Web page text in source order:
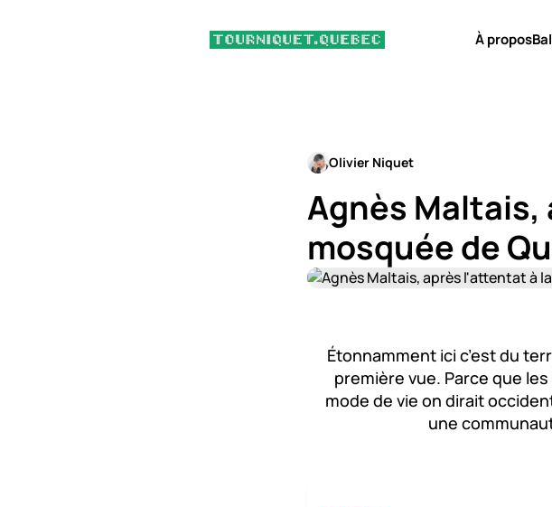
À propos
Olivier Niquet
Agnès
mosquée de
Étonnamment ici c’est du
première vue. Parce que
mode de vie on dirait
une